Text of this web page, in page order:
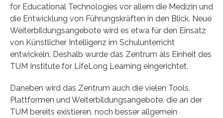
for Educational Technologies vor allem die Medizin und
die Entwicklung von Führungskräften in den Blick. Neue
Weiterbildungsangebote wird es etwa für den Einsatz
von Künstlicher Intelligenz im Schulunterricht
entwickeln. Deshalb wurde das Zentrum als Einheit des
TUM Institute for LifeLong Learning eingerichtet.
Daneben wird das Zentrum auch die vielen Tools,
Plattformen und Weiterbildungsangebote, die an der
TUM bereits existieren, noch besser allgemein